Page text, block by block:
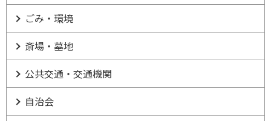
ごみ・環境
斎場・墓地
公共交通・交通機関
自治会